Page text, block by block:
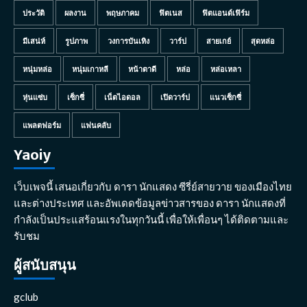
ประวัติ ผลงาน พฤษภาคม ฟิตเนส ฟิตแอนด์เฟิร์ม
มีเสน่ห์ รูปภาพ วงการบันเทิง วาร์ป สายเกย์ สุดหล่อ
หนุ่มหล่อ หนุ่มเกาหลี หน้าตาดี หล่อ หล่อเหลา
หุ่นแซ่บ เซ็กซี่ เน็ตไอดอล เปิดวาร์ป แนวเซ็กซี่
แพลตฟอร์ม แฟนคลับ
Yaoiy
เว็บเพจนี้ เสนอเกี่ยวกับ ดารา นักแสดง ซีรี่ย์สายวาย ของเมืองไทย
และต่างประเทศ และอัพเดดข้อมูลข่าวสารของ ดารา นักแสดงที่
กำลังเป็นประแสร้อนแรงในทุกวันนี้ เพื่อให้เพื่อนๆ ได้ติดตามและ
รับชม
ผู้สนับสนุน
gclub